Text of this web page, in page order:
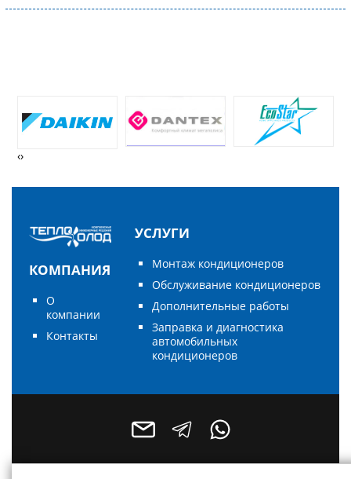
‹›
КОМПАНИЯ
О
компании
Контакты
УСЛУГИ
Монтаж кондиционеров
Обслуживание кондиционеров
Дополнительные работы
Заправка и диагностика
автомобильных
кондиционеров